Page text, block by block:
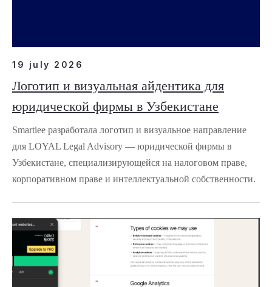
19 july 2026
Логотип и визуальная айдентика для
юридической фирмы в Узбекистане
Smartiee разработала логотип и визуальное направление
для LOYAL Legal Advisory — юридической фирмы в
Узбекистане, специализирующейся на налоговом праве,
корпоративном праве и интеллектуальной собственности.